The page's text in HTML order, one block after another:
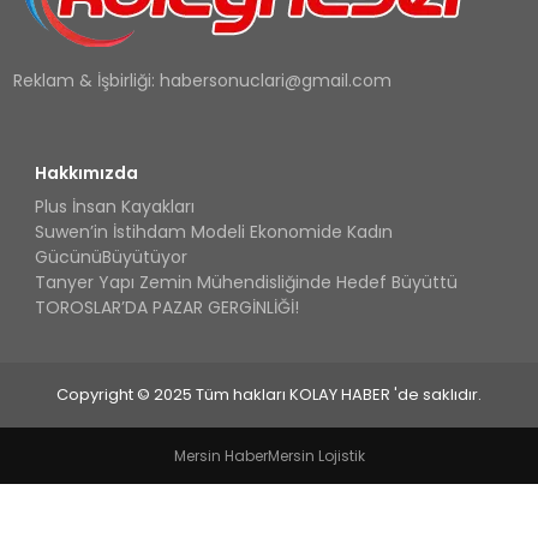
Reklam & İşbirliği: habersonuclari@gmail.com
Hakkımızda
Plus İnsan Kayakları
Suwen’in İstihdam Modeli Ekonomide Kadın
GücünüBüyütüyor
Tanyer Yapı Zemin Mühendisliğinde Hedef Büyüttü
TOROSLAR’DA PAZAR GERGİNLİĞİ!
Copyright © 2025 Tüm hakları KOLAY HABER 'de saklıdır.
Mersin HaberMersin Lojistik